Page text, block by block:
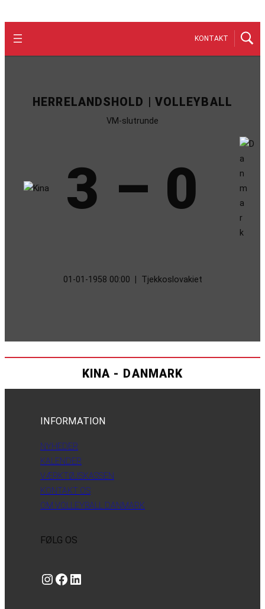
KONTAKT
HERRELANDSHOLD | VOLLEYBALL
VM-slutrunde
3 – 0
01-01-1958 00:00 Tjekkoslovakiet
KINA - DANMARK
INFORMATION
NYHEDER
KALENDER
VÆRKTØJSKASSEN
KONTAKT OS
OM VOLLEYBALL DANMARK
FØLG OS
Instagram https://www.facebook.com/danishbeachvolleytour LinkedIn